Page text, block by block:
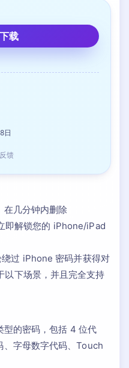
载
日
馈
在几分钟内删除
即解锁您的 iPhone/iPad
过 iPhone 密码并获得对
以下场景，并且完全支持
的密码，包括 4 位代
、字母数字代码、Touch